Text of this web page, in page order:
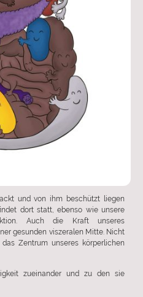
und von ihm beschützt liegen
dort statt, ebenso wie unsere
Auch die Kraft unseres
gesunden viszeralen Mitte. Nicht
Zentrum unseres körperlichen
zueinander und zu den sie